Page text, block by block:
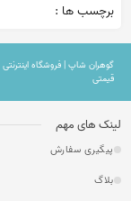
برچسب ها :
گوهران شاپ | فروشگاه
قیمتی
لینک های مهم
پیگیری سفارش
بلاگ